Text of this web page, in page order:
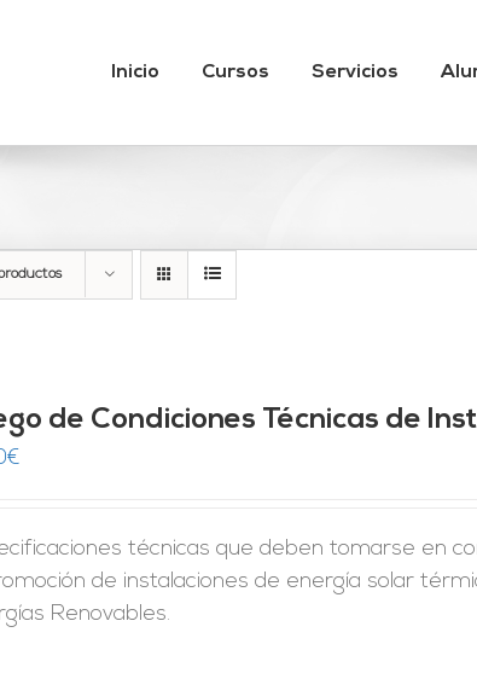
Inicio Cursos Servicios
de Condiciones Técnicas de
€
técnicas que deben tomarse en
de instalaciones de energía solar
Renovables.